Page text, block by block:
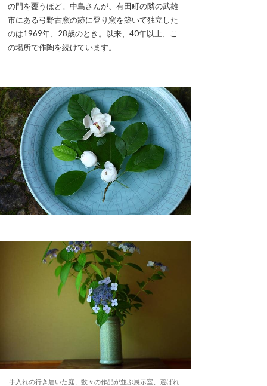
の門を覆うほど。中島さんが、有田町の隣の武雄
市にある弓野古窯の跡に登り窯を築いて独立した
のは1969年、28歳のとき。以来、40年以上、こ
の場所で作陶を続けています。
手入れの行き届いた庭、数々の作品が並ぶ展示室、選ばれ